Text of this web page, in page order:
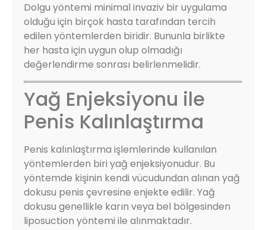
Dolgu yöntemi minimal invaziv bir uygulama
olduğu için birçok hasta tarafından tercih
edilen yöntemlerden biridir. Bununla birlikte
her hasta için uygun olup olmadığı
değerlendirme sonrası belirlenmelidir.
Yağ Enjeksiyonu ile
Penis Kalınlaştırma
Penis kalınlaştırma işlemlerinde kullanılan
yöntemlerden biri yağ enjeksiyonudur. Bu
yöntemde kişinin kendi vücudundan alınan yağ
dokusu penis çevresine enjekte edilir. Yağ
dokusu genellikle karın veya bel bölgesinden
liposuction yöntemi ile alınmaktadır.